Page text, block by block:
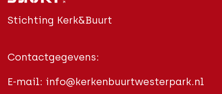
Stichting Kerk&Buurt
Contactgegevens:
E-mail: info@kerkenbuurtwesterpark.nl